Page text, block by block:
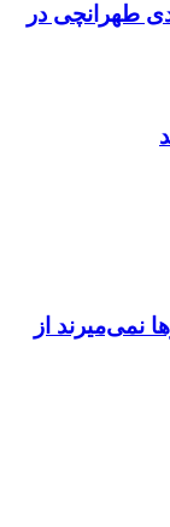
طهرانچی در
نمی‌میرند از